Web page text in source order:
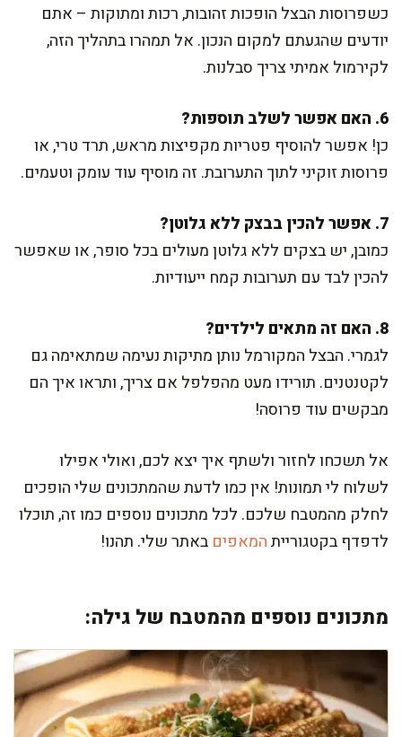
כשפרוסות הבצל הופכות זהובות, רכות ומתוקות – אתם
יודעים שהגעתם למקום הנכון. אל תמהרו בתהליך הזה,
לקירמול אמיתי צריך סבלנות.
6. האם אפשר לשלב תוספות?
כן! אפשר להוסיף פטריות מקפיצות מראש, תרד טרי, או
פרוסות זוקיני לתוך התערובת. זה מוסיף עוד עומק וטעמים.
7. אפשר להכין בבצק ללא גלוטן?
כמובן, יש בצקים ללא גלוטן מעולים בכל סופר, או שאפשר
להכין לבד עם תערובות קמח ייעודיות.
8. האם זה מתאים לילדים?
לגמרי. הבצל המקורמל נותן מתיקות נעימה שמתאימה גם
לקטנטנים. תורידו מעט מהפלפל אם צריך, ותראו איך הם
מבקשים עוד פרוסה!
אל תשכחו לחזור ולשתף איך יצא לכם, ואולי אפילו
לשלוח לי תמונות! אין כמו לדעת שהמתכונים שלי הופכים
לחלק מהמטבח שלכם. לכל מתכונים נוספים כמו זה, תוכלו
לדפדף בקטגורייתהמאפים באתר שלי. תהנו!
מתכונים נוספים מהמטבח של גילה: